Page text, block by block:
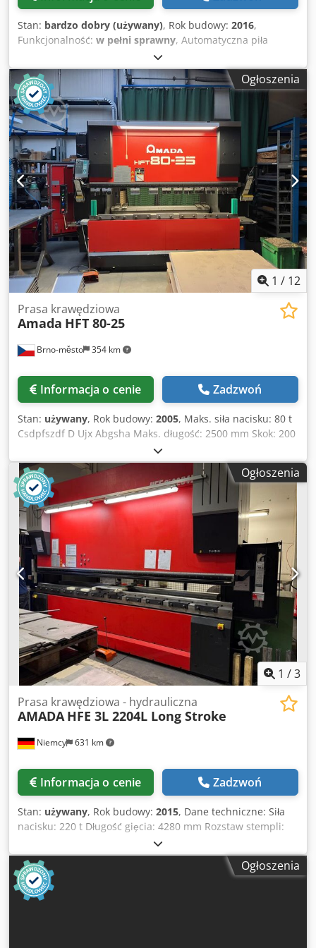
Stan: bardzo dobry (używany), Rok budowy: 2016,
Funkcjonalność: w pełni sprawny, Automatyczna piła
taśmowa AMADA HFA 400 W Chodpozrz Ahjfx Abgoa (rok
produkcji 2016) Zdolność cięcia: Średnica okrągła 420 mm
Kwadrat 400 x 400 mm Posuw 5 – 470 mm Posuw
wielokrotny do 9999 mm Odprowadzacz wiórów Moc
napędu 5,5 kW Prędkość piły 15 – 90 m/min, regulowana
płynnie Licznik sztuk Waga 2200 kg *Piła jest w bardzo
dobrym stanie technicznym i w pełni sprawna.*
Ogłoszenia
1 / 12
Brno-město 354 km
Prasa krawędziowa
Amada HFT 80-25
Informacja o cenie Zadzwoń
Stan: używany, Rok budowy: 2005, Maks. siła nacisku: 80 t
Csdpfszdf D Ujx Abgsha Maks. długość: 2500 mm Skok: 200
Ogłoszenia
1 /3
Niemcy 631 km
Prasa krawędziowa - hydrauliczna
AMADA HFE 3L 2204L Long Stroke
Informacja o cenie Zadzwoń
Stan: używany, Rok budowy: 2015, Dane techniczne: Siła
nacisku: 220 t Długość gięcia: 4280 mm Rozstaw stempli:
3760 mm Masa maszyny ok.: 18 t AMADA HFE 3L 2204L
Long Stroke – 220 t CNC-Hydrauliczna gilotyna, 8 osi Na
sprzedaż oferujemy gilotynę AMADA HFE 3L 2204L Long
Stroke CNC, najnowszej generacji HFE. Maszyna została
wyprodukowana w grudniu 2015 roku (rok modelowy 2016)
Ogłoszenia